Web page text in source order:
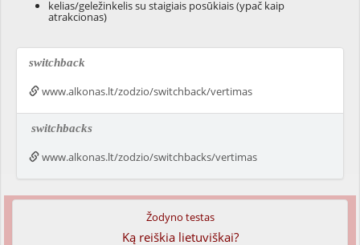
kelias/geležinkelis su staigiais posūkiais (ypač kaip
atrakcionas)
switchback
www.alkonas.lt/zodzio/switchback/vertimas
switchbacks
www.alkonas.lt/zodzio/switchbacks/vertimas
Žodyno testas
Ką reiškia lietuviškai?